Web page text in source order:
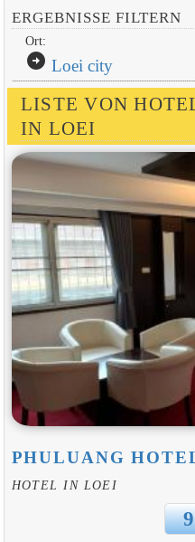
ERGEBNISSE FILTERN
Ort:
arrow_circle_right Loei city
LISTE VON
IN LOEI
PHULUANG
HOTEL IN LOEI